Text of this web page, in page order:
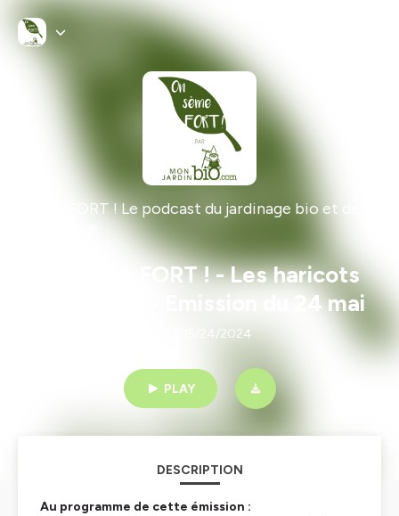
On sème FORT ! Le podcast du jardinage bio et de la
On sème FORT ! - Les haricots
d'Espagne - Emission du 24 mai
1h02 | 05/24/2024
PLAY
DESCRIPTION
Au programme de cette émission :